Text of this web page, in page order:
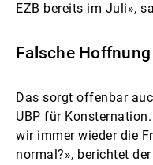
EZB bereits im Juli»,
Falsche Hoffnung
Das sorgt offenbar
UBP für
wir immer wieder die
normal?», berichtet